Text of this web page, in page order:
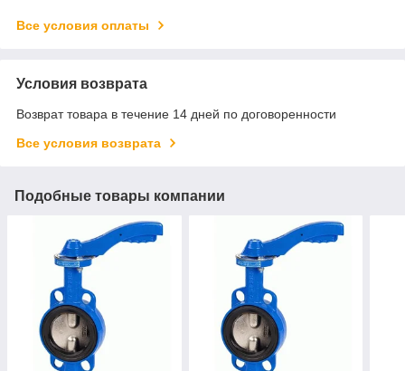
Все условия оплаты
Условия возврата
Возврат товара в течение 14 дней по договоренности
Все условия возврата
Подобные товары компании